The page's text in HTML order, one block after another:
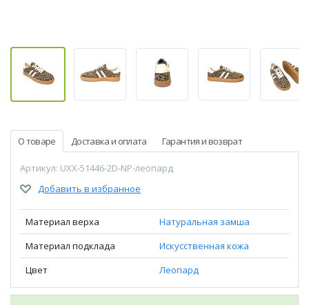
О товаре Доставка и оплата Гарантия и возврат
Артикул: UXX-51446-2D-NP-леопард
Добавить в избранное
Материал верха
Натуральная замша
Материал подклада
Искусственная кожа
Цвет
Леопард